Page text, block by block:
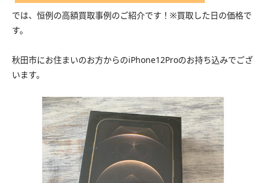
では、恒例の高額買取事例のご紹介です！※買取した日の価格で
す。
秋田市にお住まいのお方からのiPhone12Proのお持ち込みでござ
います。